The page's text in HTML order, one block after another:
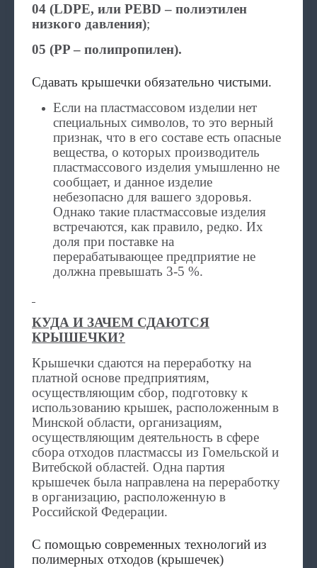
04 (LDPE, или PEBD – полиэтилен
низкого давления);
05 (PP – полипропилен).
Сдавать крышечки обязательно чистыми.
Если на пластмассовом изделии нет
специальных символов, то это верный
признак, что в его составе есть опасные
вещества, о которых производитель
пластмассового изделия умышленно не
сообщает, и данное изделие
небезопасно для вашего здоровья.
Однако такие пластмассовые изделия
встречаются, как правило, редко. Их
доля при поставке на
перерабатывающее предприятие не
должна превышать 3-5 %.
КУДА И ЗАЧЕМ СДАЮТСЯ
КРЫШЕЧКИ?
Крышечки сдаются на переработку на
платной основе предприятиям,
осуществляющим сбор, подготовку к
использованию крышек, расположенным в
Минской области, организациям,
осуществляющим деятельность в сфере
сбора отходов пластмассы из Гомельской и
Витебской областей. Одна партия
крышечек была направлена на переработку
в организацию, расположенную в
Российской Федерации.
С помощью современных технологий из
полимерных отходов (крышечек)